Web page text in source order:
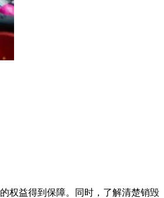
权益得到保障。同时，了解清楚销毁